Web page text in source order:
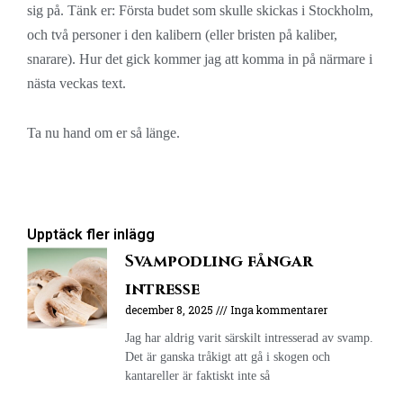
sig på. Tänk er: Första budet som skulle skickas i Stockholm,
och två personer i den kalibern (eller bristen på kaliber,
snarare). Hur det gick kommer jag att komma in på närmare i
nästa veckas text.
Ta nu hand om er så länge.
Upptäck fler inlägg
Svampodling fångar
intresse
december 8, 2025 Inga kommentarer
Jag har aldrig varit särskilt intresserad av svamp.
Det är ganska tråkigt att gå i skogen och
kantareller är faktiskt inte så